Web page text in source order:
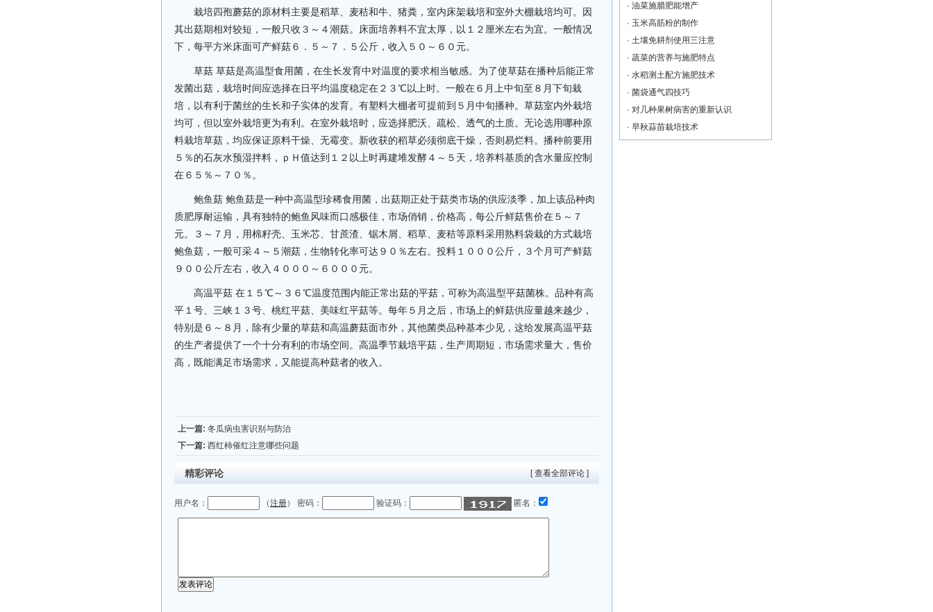
栽培四孢蘑菇的原材料主要是稻草、麦秸和牛、猪粪，室内床架栽培和室外大棚栽培均可。因
其出菇期相对较短，一般只收３～４潮菇。床面培养料不宜太厚，以１２厘米左右为宜。一般情况
下，每平方米床面可产鲜菇６．５～７．５公斤，收入５０～６０元。
草菇 草菇是高温型食用菌，在生长发育中对温度的要求相当敏感。为了使草菇在播种后能正常
发菌出菇，栽培时间应选择在日平均温度稳定在２３℃以上时。一般在６月上中旬至８月下旬栽
培，以有利于菌丝的生长和子实体的发育。有塑料大棚者可提前到５月中旬播种。草菇室内外栽培
均可，但以室外栽培更为有利。在室外栽培时，应选择肥沃、疏松、透气的土质。无论选用哪种原
料栽培草菇，均应保证原料干燥、无霉变。新收获的稻草必须彻底干燥，否则易烂料。播种前要用
５％的石灰水预湿拌料，ｐＨ值达到１２以上时再建堆发酵４～５天，培养料基质的含水量应控制
在６５％～７０％。
鲍鱼菇 鲍鱼菇是一种中高温型珍稀食用菌，出菇期正处于菇类市场的供应淡季，加上该品种肉
质肥厚耐运输，具有独特的鲍鱼风味而口感极佳，市场俏销，价格高，每公斤鲜菇售价在５～７
元。３～７月，用棉籽壳、玉米芯、甘蔗渣、锯木屑、稻草、麦秸等原料采用熟料袋栽的方式栽培
鲍鱼菇，一般可采４～５潮菇，生物转化率可达９０％左右。投料１０００公斤，３个月可产鲜菇
９００公斤左右，收入４０００～６０００元。
高温平菇 在１５℃～３６℃温度范围内能正常出菇的平菇，可称为高温型平菇菌株。品种有高
平１号、三峡１３号、桃红平菇、美味红平菇等。每年５月之后，市场上的鲜菇供应量越来越少，
特别是６～８月，除有少量的草菇和高温蘑菇面市外，其他菌类品种基本少见，这给发展高温平菇
的生产者提供了一个十分有利的市场空间。高温季节栽培平菇，生产周期短，市场需求量大，售价
高，既能满足市场需求，又能提高种菇者的收入。
上一篇: 冬瓜病虫害识别与防治
下一篇: 西红柿催红注意哪些问题
[ 查看全部评论 ]
精彩评论
用户名： （注册） 密码： 验证码： 匿名：
· 油菜施腊肥能增产
· 玉米高筋粉的制作
· 土壤免耕剂使用三注意
· 蔬菜的营养与施肥特点
· 水稻测土配方施肥技术
· 菌袋通气四技巧
· 对几种果树病害的重新认识
· 早秋蒜苗栽培技术